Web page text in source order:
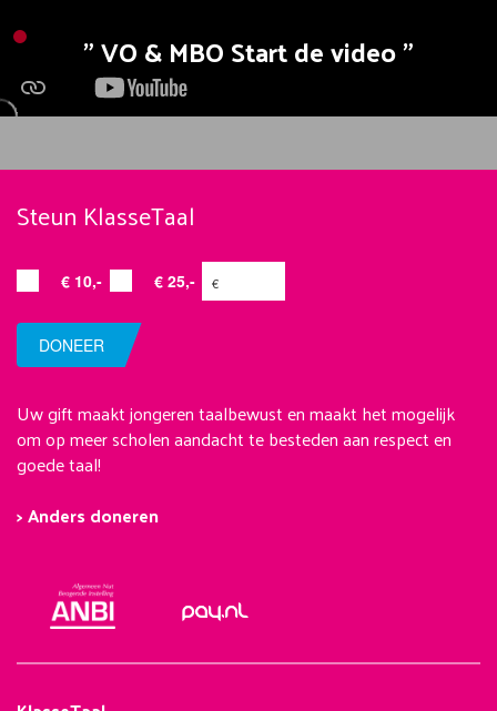
VO & MBO Start de video
Steun KlasseTaal
€ 10,- € 25,-
DONEER
Uw gift maakt jongeren taalbewust en maakt het mogelijk
om op meer scholen aandacht te besteden aan respect en
goede taal!
> Anders doneren